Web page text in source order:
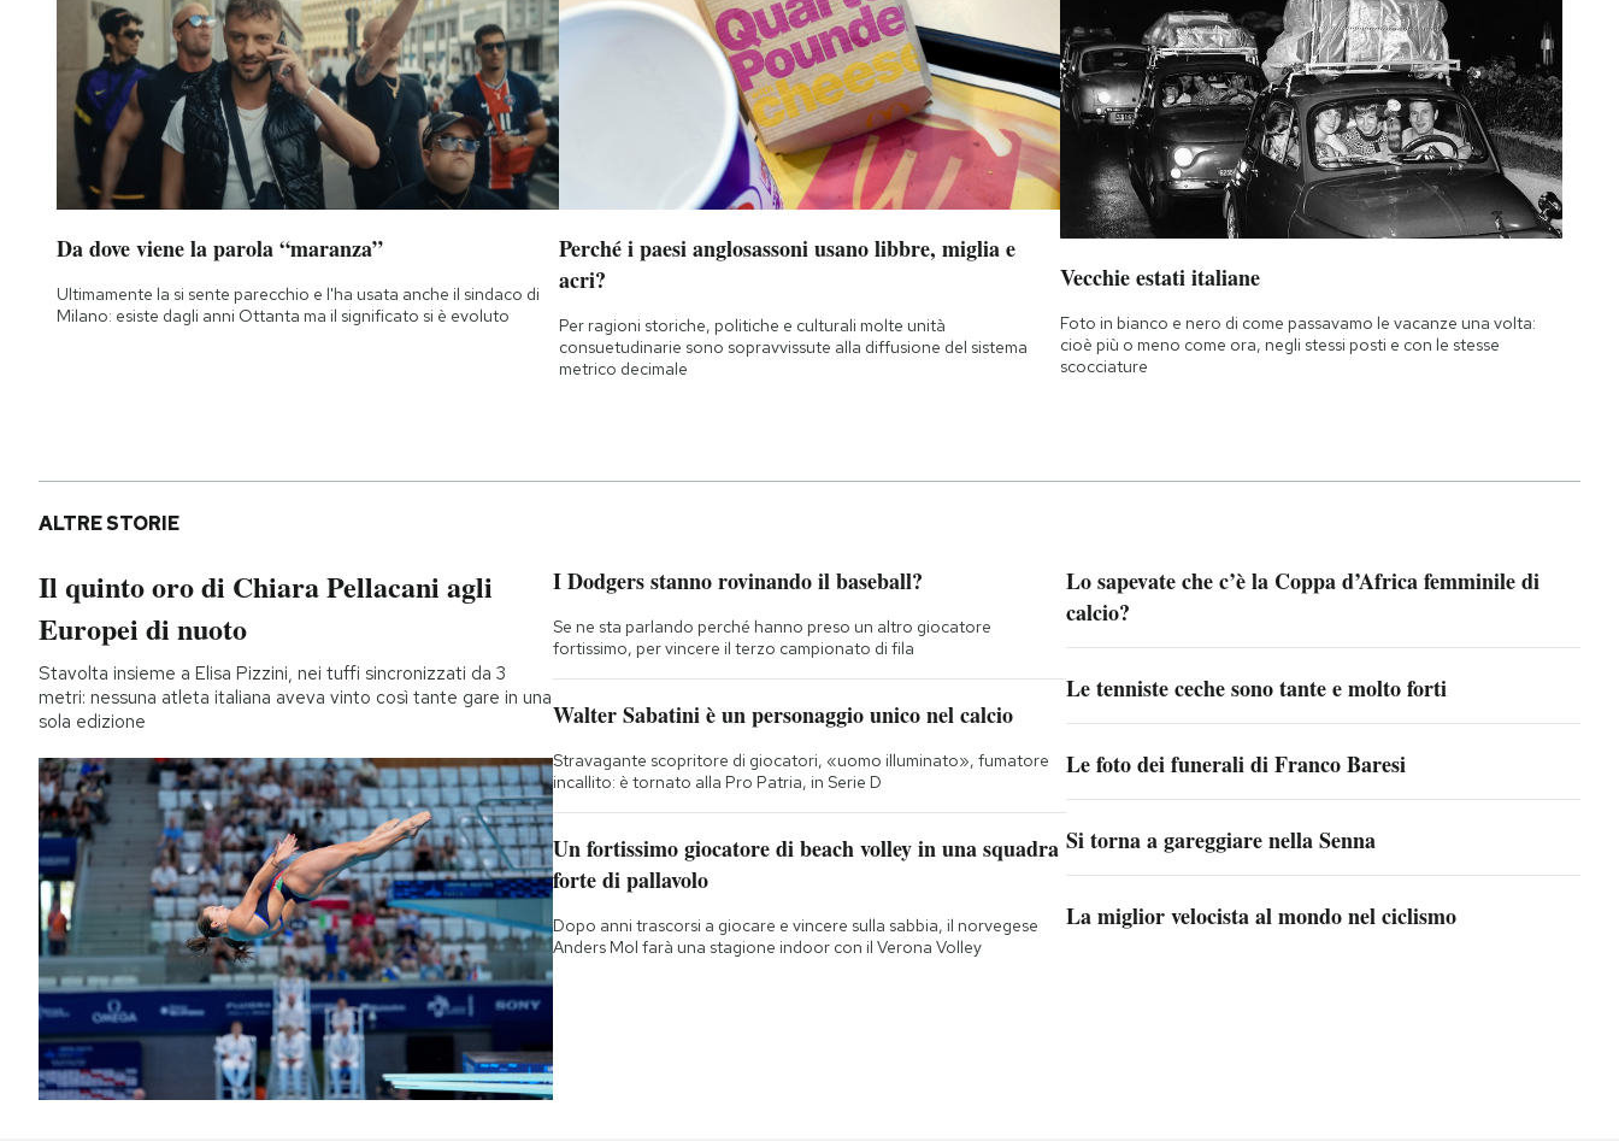
Da dove viene la parola “maranza”
Ultimamente la si sente parecchio e l'ha usata anche il sindaco di
Milano: esiste dagli anni Ottanta ma il significato si è evoluto
Perché i paesi anglosassoni usano libbre, miglia e
acri?
Per ragioni storiche, politiche e culturali molte unità
consuetudinarie sono sopravvissute alla diffusione del sistema
metrico decimale
Vecchie estati italiane
Foto in bianco e nero di come passavamo le vacanze una volta:
cioè più o meno come ora, negli stessi posti e con le stesse
scocciature
ALTRE STORIE
Il quinto oro di Chiara Pellacani agli
Europei di nuoto
Stavolta insieme a Elisa Pizzini, nei tuffi sincronizzati da 3
metri: nessuna atleta italiana aveva vinto così tante gare in una
sola edizione
I Dodgers stanno rovinando il baseball?
Se ne sta parlando perché hanno preso un altro giocatore
fortissimo, per vincere il terzo campionato di fila
Walter Sabatini è un personaggio unico nel calcio
Stravagante scopritore di giocatori, «uomo illuminato», fumatore
incallito: è tornato alla Pro Patria, in Serie D
Un fortissimo giocatore di beach volley in una squadra
forte di pallavolo
Dopo anni trascorsi a giocare e vincere sulla sabbia, il norvegese
Anders Mol farà una stagione indoor con il Verona Volley
Lo sapevate che c’è la Coppa d’Africa femminile di
calcio?
Le tenniste ceche sono tante e molto forti
Le foto dei funerali di Franco Baresi
Si torna a gareggiare nella Senna
La miglior velocista al mondo nel ciclismo